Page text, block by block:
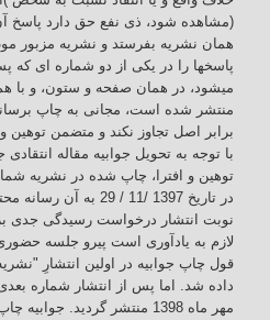
(مشاهده شود، ذی نفع حق دارد پاسخ
همان نشریه بفرستد و نشریه مزبور
پاسخها را در یکی از دو شماره ای که
میشود، در همان صفحه و ستون، و
منتشر شده است، مجانی به چاپ
برابر اصل تجاوز نکند و متضمن توهین
با توجه به تحویل جوابیه مقاله
توهین و افترا، چاپ شده در نشریه شماره 7 و فضای
در تاریخ 1397 /11 / 29
نوبت انتشار درخواست رسیدگی جدی
لازم به یادآوری است پیرو جلسه
قول چاپ جوابیه در اولین انتشارِ
مهر ماه 1398 منتشر گردید.